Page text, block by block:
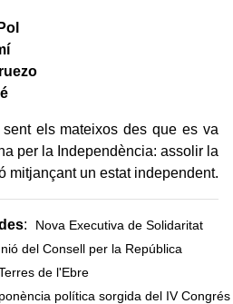
els mateixos des que es va
per la Independència: assolir la
mitjançant un estat independent.
:
Nova Executiva de Solidaritat
del Consell per la República
de l'Ebre
política sorgida del IV